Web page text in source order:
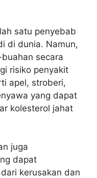
satu penyebab
di dunia. Namun,
secara
risiko penyakit
apel, stroberi,
yang dapat
kolesterol jahat
juga
dapat
kerusakan dan